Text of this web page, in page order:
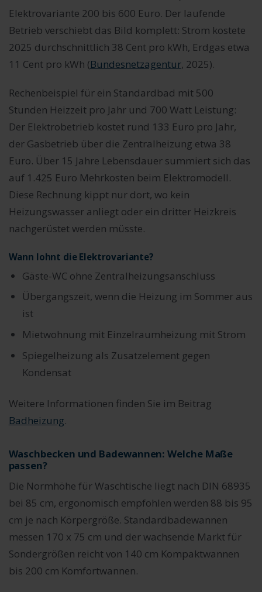
Elektrovariante 200 bis 600 Euro. Der laufende
Betrieb verschiebt das Bild komplett: Strom kostete
2025 durchschnittlich 38 Cent pro kWh, Erdgas etwa
11 Cent pro kWh (Bundesnetzagentur, 2025).
Rechenbeispiel für ein Standardbad mit 500
Stunden Heizzeit pro Jahr und 700 Watt Leistung:
Der Elektrobetrieb kostet rund 133 Euro pro Jahr,
der Gasbetrieb über die Zentralheizung etwa 38
Euro. Über 15 Jahre Lebensdauer summiert sich das
auf 1.425 Euro Mehrkosten beim Elektromodell.
Diese Rechnung kippt nur dort, wo kein
Heizungswasser anliegt oder ein dritter Heizkreis
nachgerüstet werden müsste.
Wann lohnt die Elektrovariante?
Gäste-WC ohne Zentralheizungsanschluss
Übergangszeit, wenn die Heizung im Sommer aus
ist
Mietwohnung mit Einzelraumheizung mit Strom
Spiegelheizung als Zusatzelement gegen
Kondensat
Weitere Informationen finden Sie im Beitrag
Badheizung.
Waschbecken und Badewannen: Welche Maße
passen?
Die Normhöhe für Waschtische liegt nach DIN 68935
bei 85 cm, ergonomisch empfohlen werden 88 bis 95
cm je nach Körpergröße. Standardbadewannen
messen 170 x 75 cm und der wachsende Markt für
Sondergrößen reicht von 140 cm Kompaktwannen
bis 200 cm Komfortwannen.